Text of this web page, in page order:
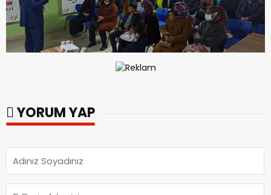
YORUM YAP